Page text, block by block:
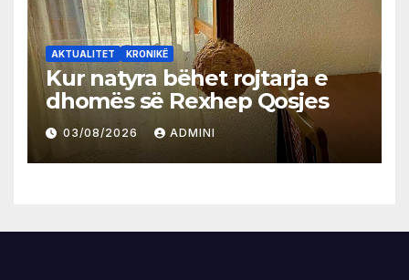
AKTUALITET KRONIKË
Kur natyra bëhet rojtarja e
dhomës së Rexhep Qosjes
03/08/2026 ADMINI